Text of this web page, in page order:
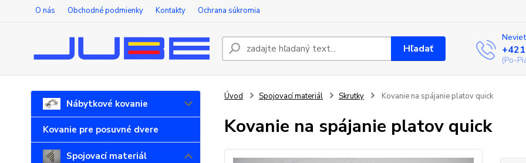
O nás Obchodné podmienky Kontakty Ochrana súkromia
Hľadať
(Po-
Nábytkové kovanie
Kovanie pre posuvné dvere
Spojovací materiál
Úvod Spojovací materiál Skrutky Kovanie na spájanie platov quick
Kovanie na spájanie platov quick